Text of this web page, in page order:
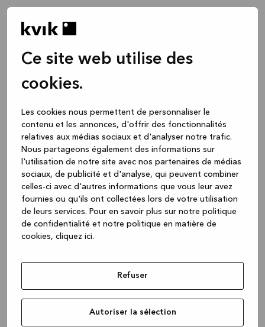
Ce site web utilise des
cookies.
Les cookies nous permettent de personnaliser le
contenu et les annonces, d'offrir des fonctionnalités
relatives aux médias sociaux et d'analyser notre trafic.
Nous partageons également des informations sur
l'utilisation de notre site avec nos partenaires de médias
sociaux, de publicité et d'analyse, qui peuvent combiner
celles-ci avec d'autres informations que vous leur avez
fournies ou qu'ils ont collectées lors de votre utilisation
de leurs services. Pour en savoir plus sur notre politique
de confidentialité et notre politique en matière de
cookies, cliquez ici.
Refuser
Autoriser la sélection
loadingwww.kvik.be (see the browser console for more
information)